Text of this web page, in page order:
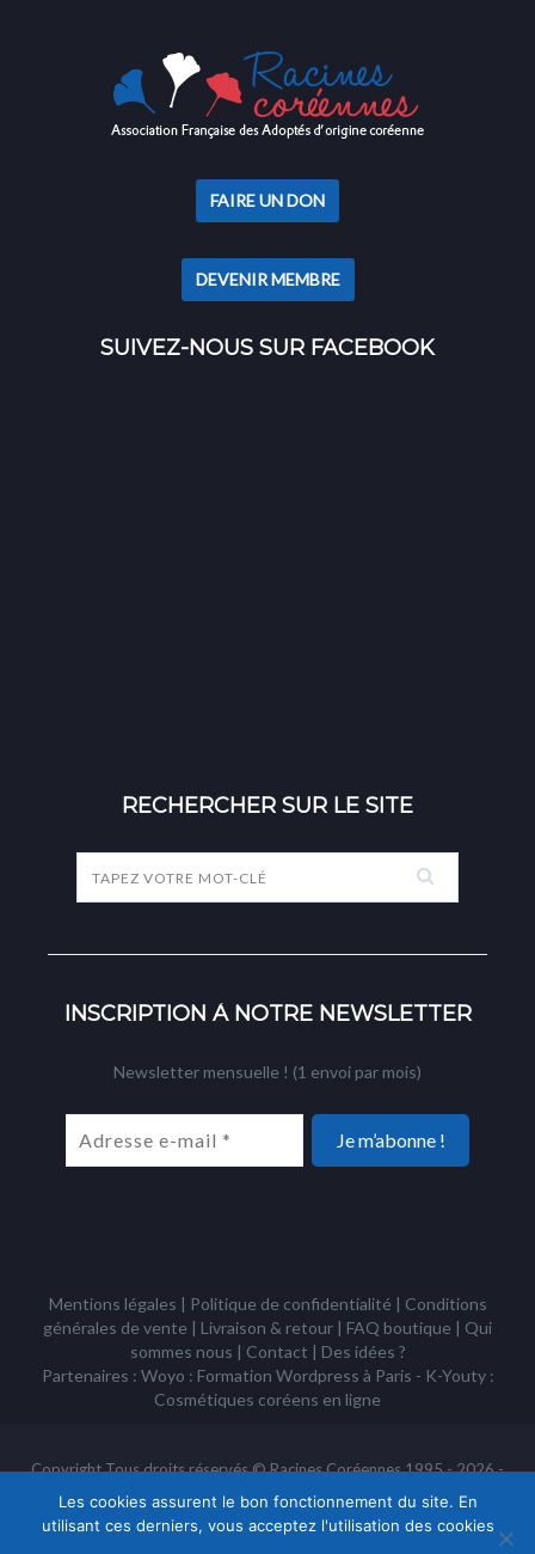
FAIRE UN DON
DEVENIR MEMBRE
SUIVEZ-NOUS SUR FACEBOOK
RECHERCHER SUR LE SITE
INSCRIPTION À NOTRE NEWSLETTER
Newsletter mensuelle ! (1 envoi par mois)
Mentions légales | Politique de confidentialité | Conditions
générales de vente | Livraison & retour | FAQ boutique | Qui
sommes nous | Contact | Des idées ?
Partenaires : Woyo : Formation Wordpress à Paris - K-Youty :
Cosmétiques coréens en ligne
Copyright Tous droits réservés © Racines Coréennes 1995 - 2026 -
Les cookies assurent le bon fonctionnement du site. En
utilisant ces derniers, vous acceptez l'utilisation des cookies